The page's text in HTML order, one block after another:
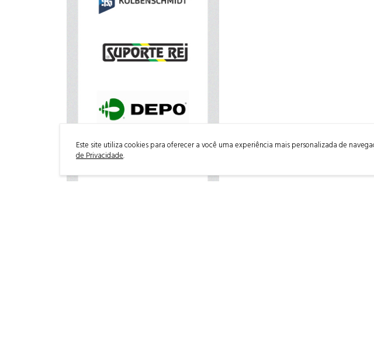
Este site utiliza cookies para oferecer a você uma experiência mais personalizada de
de Privacidade.